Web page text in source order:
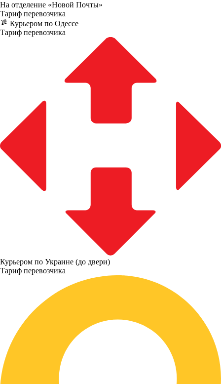
На отделение «Новой Почты»
Тариф перевозчика
Курьером по Одессе
Тариф перевозчика
Курьером по Украине (до двери)
Тариф перевозчика